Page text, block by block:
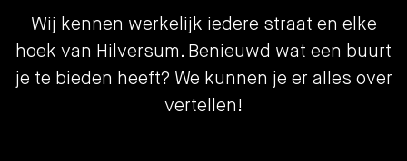
Wij kennen werkelijk iedere straat en elke
hoek van Hilversum. Benieuwd wat een buurt
je te bieden heeft? We kunnen je er alles over
vertellen!